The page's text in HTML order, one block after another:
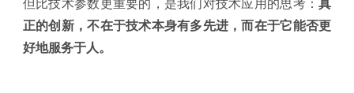
但比技术参数更重要的，是我们对技术应用的思考：真
正的创新，不在于技术本身有多先进，而在于它能否更
好地服务于人。